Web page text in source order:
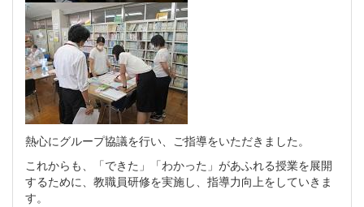
熱心にグループ協議を行い、ご指導をいただきました。
これからも、「できた」「わかった」があふれる授業を展開
するために、教職員研修を実施し、指導力向上をしていきま
す。